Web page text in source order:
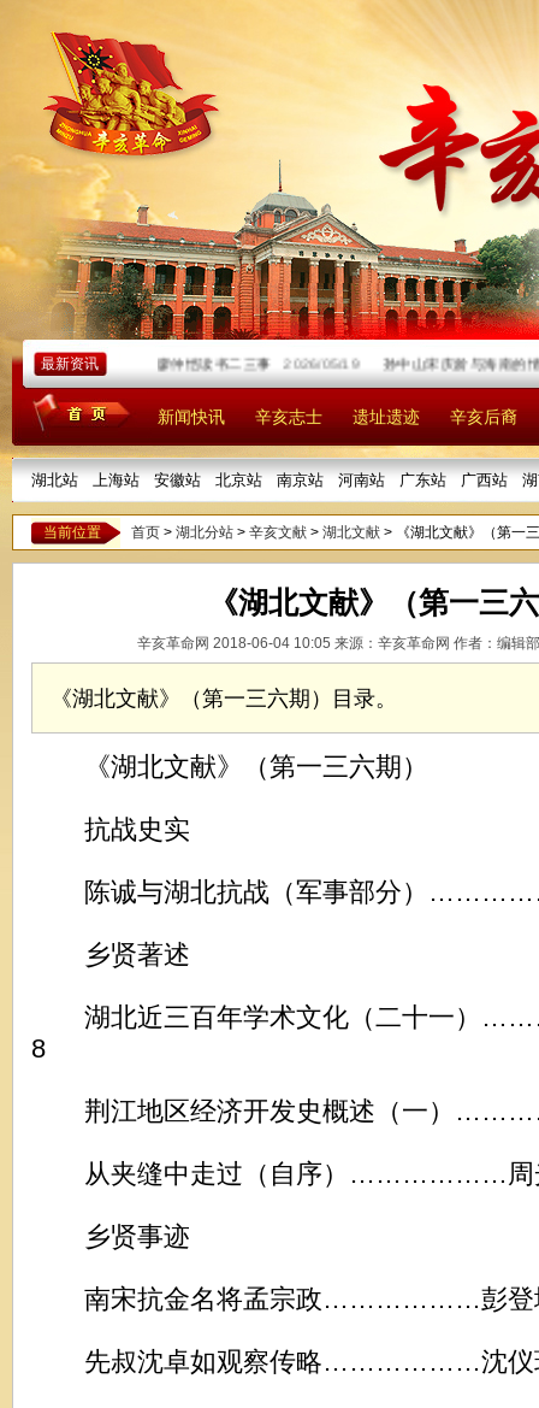
最新资讯 廖仲恺读书二三事 2026/05/19 孙中山宋庆龄与海南的情缘
新闻快讯 辛亥志士 遗址遗迹 辛亥后裔
湖北站 上海站 安徽站 北京站 南京站 河南站 广东站 广西站
当前位置 首页 > 湖北分站 > 辛亥文献 > 湖北文献 > 《湖北文献》（第一
《湖北文献》（第一三
辛亥革命网 2018-06-04 10:05 来源：辛亥革命网 作者：编辑
《湖北文献》（第一三六期）目录。
《湖北文献》（第一三六期）
抗战史实
陈诚与湖北抗战（军事部分）
乡贤著述
湖北近三百年学术文化（二十一
8
荆江地区经济开发史概述（一）
从夹缝中走过（自序）………………周
乡贤事迹
南宋抗金名将孟宗政………………彭
先叔沈卓如观察传略………………沈